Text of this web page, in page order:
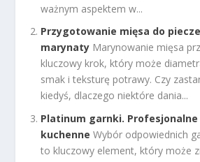
ważnym aspektem w...
Przygotowanie mięsa do
marynaty Marynowanie mięsa
kluczowy krok, który może
smak i teksturę potrawy. Czy
kiedyś, dlaczego niektóre dania...
Platinum garnki.
kuchenne Wybór odpowiednich
to kluczowy element, który może